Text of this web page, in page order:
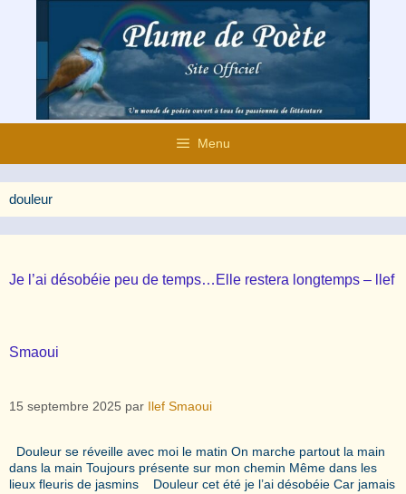
contenu
Menu
douleur
Je l’ai désobéie peu de temps…Elle restera longtemps – llef
Smaoui
15 septembre 2025 par Ilef Smaoui
Douleur se réveille avec moi le matin On marche partout la main
dans la main Toujours présente sur mon chemin Même dans les
lieux fleuris de jasmins Douleur cet été je l’ai désobéie Car jamais